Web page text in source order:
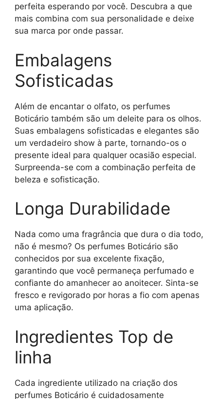
perfeita esperando por você. Descubra a que
mais combina com sua personalidade e deixe
sua marca por onde passar.
Embalagens
Sofisticadas
Além de encantar o olfato, os perfumes
Boticário também são um deleite para os olhos.
Suas embalagens sofisticadas e elegantes são
um verdadeiro show à parte, tornando-os o
presente ideal para qualquer ocasião especial.
Surpreenda-se com a combinação perfeita de
beleza e sofisticação.
Longa Durabilidade
Nada como uma fragrância que dura o dia todo,
não é mesmo? Os perfumes Boticário são
conhecidos por sua excelente fixação,
garantindo que você permaneça perfumado e
confiante do amanhecer ao anoitecer. Sinta-se
fresco e revigorado por horas a fio com apenas
uma aplicação.
Ingredientes Top de
linha
Cada ingrediente utilizado na criação dos
perfumes Boticário é cuidadosamente